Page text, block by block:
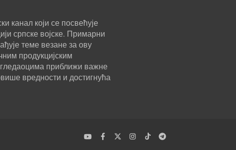
канал који се посвећује
српске војске. Примарни
теме везане за ову
продукцијским
приближи важне
вредности и достигнућа